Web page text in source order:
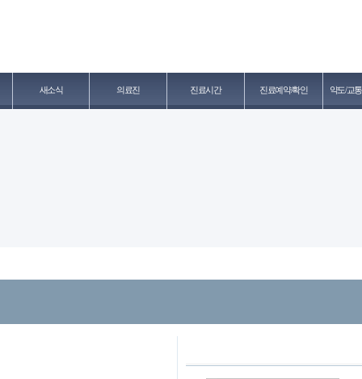
새소식 의료진 진료시간 진료예약/확인 약도/교